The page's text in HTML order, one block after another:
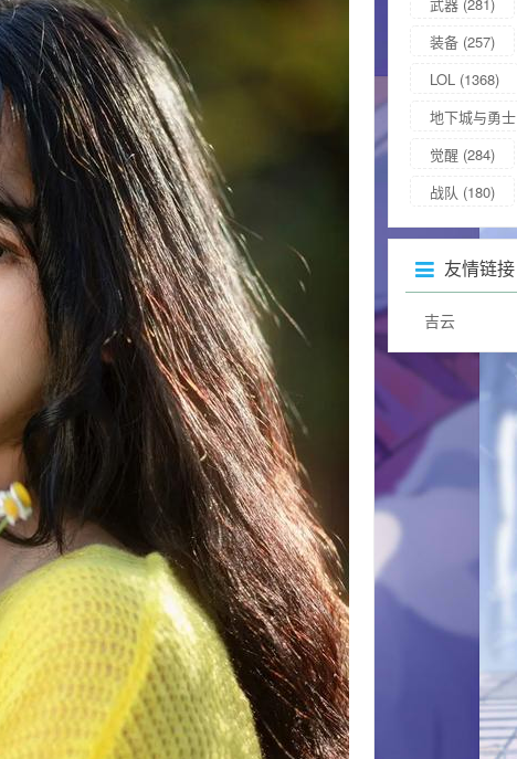
装备 (257)
LOL (1368)
地下城与勇士
觉醒 (284)
战队 (180)
友情链接
吉云